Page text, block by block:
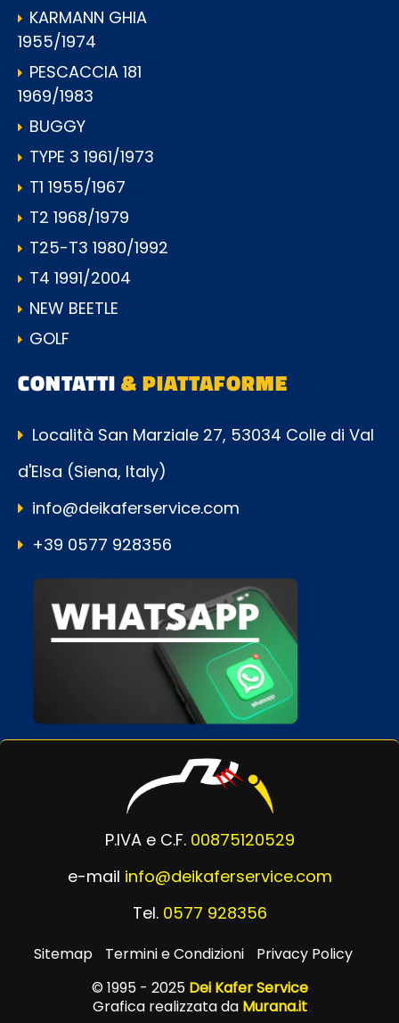
KARMANN GHIA
1955/1974
PESCACCIA 181
1969/1983
BUGGY
TYPE 3 1961/1973
T1 1955/1967
T2 1968/1979
T25-T3 1980/1992
T4 1991/2004
NEW BEETLE
GOLF
CONTATTI& PIATTAFORME
Località San Marziale 27, 53034 Colle di Val
d'Elsa (Siena, Italy)
info@deikaferservice.com
+39 0577 928356
P.IVA e C.F. 00875120529
e-mail info@deikaferservice.com
Tel. 0577 928356
Sitemap Termini e Condizioni
Privacy Policy
© 1995 - 2025 Dei Kafer Service
Grafica realizzata da Murana.it